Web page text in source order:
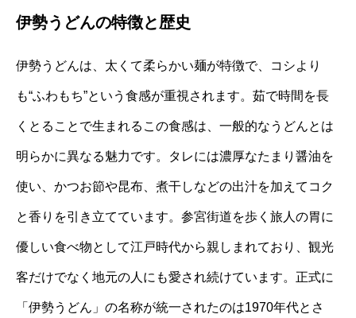
伊勢うどんの特徴と歴史
伊勢うどんは、太くて柔らかい麺が特徴で、コシより
も“ふわもち”という食感が重視されます。茹で時間を長
くとることで生まれるこの食感は、一般的なうどんとは
明らかに異なる魅力です。タレには濃厚なたまり醤油を
使い、かつお節や昆布、煮干しなどの出汁を加えてコク
と香りを引き立てています。参宮街道を歩く旅人の胃に
優しい食べ物として江戸時代から親しまれており、観光
客だけでなく地元の人にも愛され続けています。正式に
「伊勢うどん」の名称が統一されたのは1970年代とさ